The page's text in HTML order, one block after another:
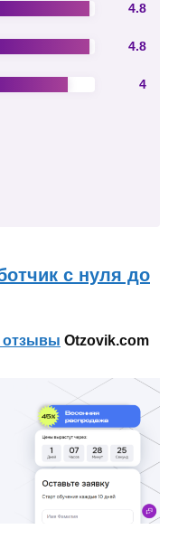
4.8
4.8
4
с нуля до
отзывы Otzovik.com